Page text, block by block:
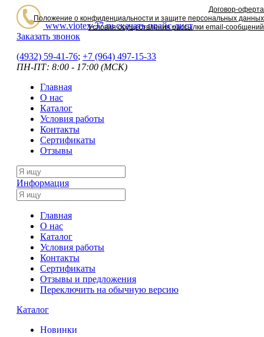
www.viotex-37.ruскачать прайс-лист
Заказать звонок
(4932) 59-41-76; +7 (964) 497-15-33
ПН-ПТ: 8:00 - 17:00 (МСК)
Главная
О нас
Каталог
Условия работы
Контакты
Сертификаты
Отзывы
Информация
Главная
О нас
Каталог
Условия работы
Контакты
Сертификаты
Отзывы и предложения
Переключить на обычную версию
Каталог
Новинки
Договор-оферта
Положение о конфиденциальности и защите персональных данных
Условия осуществления рассылки email-сообщений